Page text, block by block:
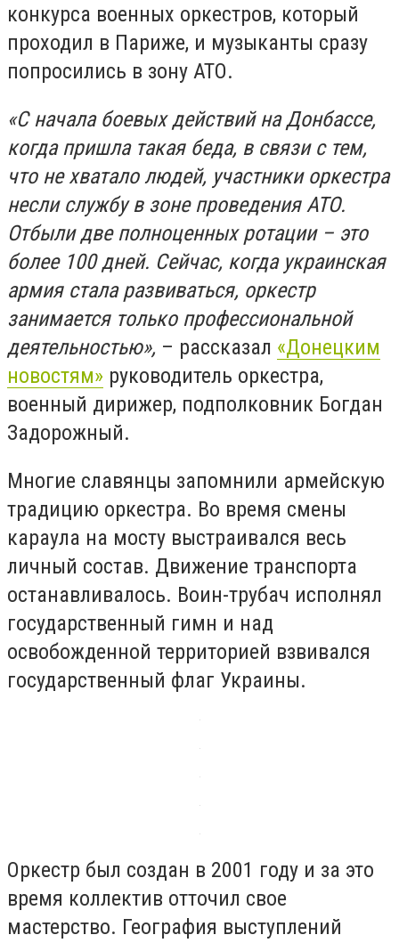
конкурса военных оркестров, который
проходил в Париже, и музыканты сразу
попросились в зону АТО.
«С начала боевых действий на Донбассе,
когда пришла такая беда, в связи с тем,
что не хватало людей, участники оркестра
несли службу в зоне проведения АТО.
Отбыли две полноценных ротации – это
более 100 дней. Сейчас, когда украинская
армия стала развиваться, оркестр
занимается только профессиональной
деятельностью», – рассказал «Донецким
новостям» руководитель оркестра,
военный дирижер, подполковник Богдан
Задорожный.
Многие славянцы запомнили армейскую
традицию оркестра. Во время смены
караула на мосту выстраивался весь
личный состав. Движение транспорта
останавливалось. Воин-трубач исполнял
государственный гимн и над
освобожденной территорией взвивался
государственный флаг Украины.
Оркестр был создан в 2001 году и за это
время коллектив отточил свое
мастерство. География выступлений